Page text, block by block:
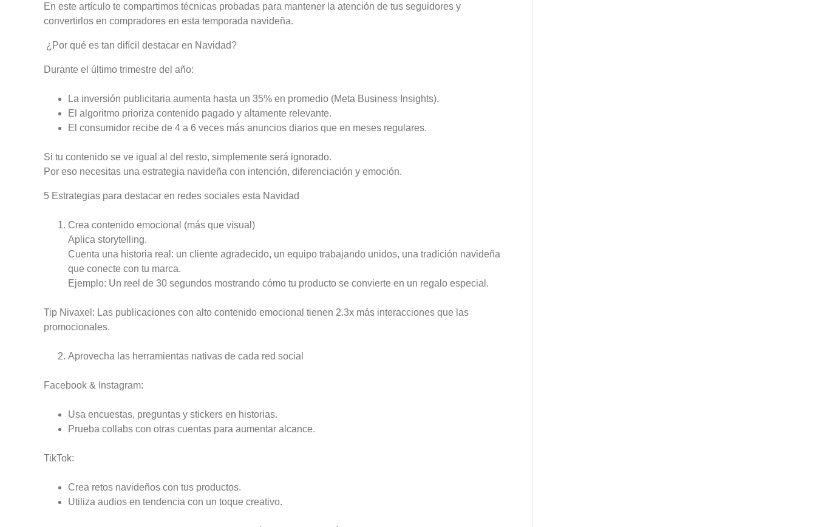
En este artículo te compartimos técnicas probadas para mantener la atención de tus seguidores y
convertirlos en compradores en esta temporada navideña.
¿Por qué es tan difícil destacar en Navidad?
Durante el último trimestre del año:
La inversión publicitaria aumenta hasta un 35% en promedio (Meta Business Insights).
El algoritmo prioriza contenido pagado y altamente relevante.
El consumidor recibe de 4 a 6 veces más anuncios diarios que en meses regulares.
Si tu contenido se ve igual al del resto, simplemente será ignorado.
Por eso necesitas una estrategia navideña con intención, diferenciación y emoción.
5 Estrategias para destacar en redes sociales esta Navidad
Crea contenido emocional (más que visual)
Aplica storytelling.
Cuenta una historia real: un cliente agradecido, un equipo trabajando unidos, una tradición navideña
que conecte con tu marca.
Ejemplo: Un reel de 30 segundos mostrando cómo tu producto se convierte en un regalo especial.
Tip Nivaxel: Las publicaciones con alto contenido emocional tienen 2.3x más interacciones que las
promocionales.
Aprovecha las herramientas nativas de cada red social
Facebook & Instagram:
Usa encuestas, preguntas y stickers en historias.
Prueba collabs con otras cuentas para aumentar alcance.
TikTok:
Crea retos navideños con tus productos.
Utiliza audios en tendencia con un toque creativo.